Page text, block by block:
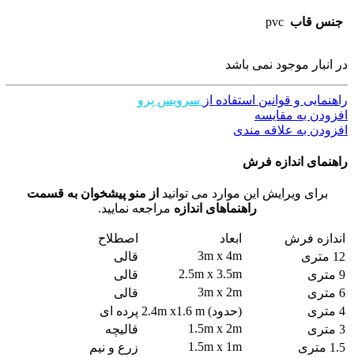
جنس قاب pvc
در انبار موجود نمی باشد
راهنمایی و قوانین استفاده از سرویس پرو
افزودن به مقایسه
افزودن به علاقه مندی
راهنمای اندازه فرش
برای ویرایش این موارد می توانید از منو پیشخوان به قسمت
راهنماهای اندازه مراجعه نمایید.
اندازه فرش ابعاد
اصطلاح
12 متری
3m x 4m
قالی
9 متری
2.5m x 3.5m
قالی
6 متری
3m x 2m
قالی
4 متری
(حدود) 2.4m x1.6 m
پرده ای
3 متری
1.5m x 2m
قالیچه
1.5 متری
1.5m x 1m
زرع و نیم